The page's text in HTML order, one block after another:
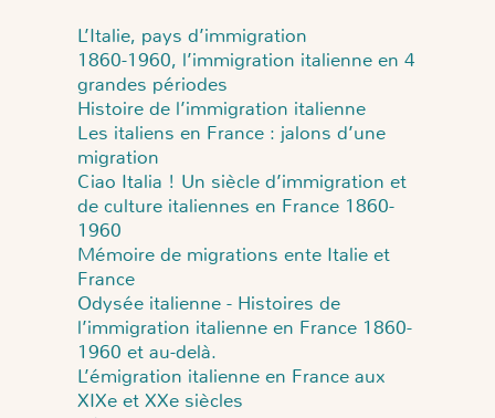
L’Italie, pays d’immigration
1860-1960, l’immigration italienne en 4
grandes périodes
Histoire de l’immigration italienne
Les italiens en France : jalons d’une
migration
Ciao Italia ! Un siècle d’immigration et
de culture italiennes en France 1860-
1960
Mémoire de migrations ente Italie et
France
Odysée italienne - Histoires de
l’immigration italienne en France 1860-
1960 et au-delà.
L’émigration italienne en France aux
XIXe et XXe siècles